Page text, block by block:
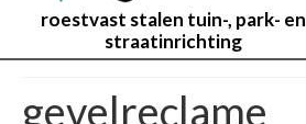
roestvast stalen tuin-, park- en
straatinrichting
gevelreclame